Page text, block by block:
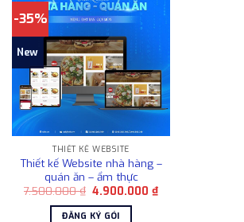
-35%
New
THIẾT KẾ WEBSITE
Thiết kế Website nhà hàng –
quán ăn – ẩm thực
7.500.000₫ Giá
là:
4.900.000₫Giá
hiện
ĐĂNG KÝ GÓI